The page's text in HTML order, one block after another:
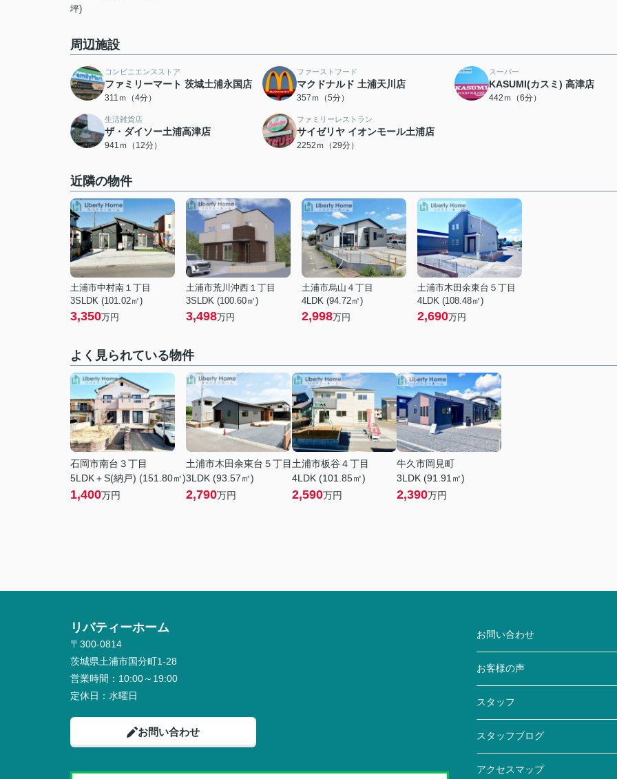
坪)
周辺施設
コンビニエンスストア
ファミリーマート 茨城土浦永国店
311ｍ（4分）
ファーストフード
マクドナルド 土浦天川店
357ｍ（5分）
スーパー
KASUMI(カスミ) 高津店
442ｍ（6分）
生活雑貨店
ザ・ダイソー土浦高津店
941ｍ（12分）
ファミリーレストラン
サイゼリヤ イオンモール土浦店
2252ｍ（29分）
近隣の物件
土浦市中村南１丁目
3SLDK (101.02㎡)
3,350万円
土浦市荒川沖西１丁目
3SLDK (100.60㎡)
3,498万円
土浦市烏山４丁目
4LDK (94.72㎡)
2,998万円
土浦市木田余東台５丁目
4LDK (108.48㎡)
2,690万円
よく見られている物件
石岡市南台３丁目
5LDK＋S(納戸) (151.80㎡)
1,400万円
土浦市木田余東台５丁目
3LDK (93.57㎡)
2,790万円
土浦市板谷４丁目
4LDK (101.85㎡)
2,590万円
牛久市岡見町
3LDK (91.91㎡)
2,390万円
リバティーホーム
〒300-0814
茨城県土浦市国分町1-28
営業時間： 10:00～19:00
定休日： 水曜日
お問い合わせ
お問い合わせ
お客様の声
スタッフ
スタッフブログ
アクセスマップ